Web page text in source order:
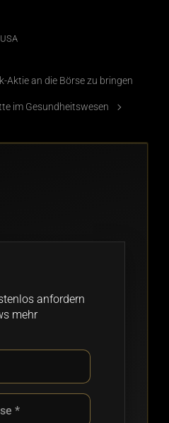
USA
Aktie an die Börse zu bringen
im Gesundheitswesen
anfordern
mehr